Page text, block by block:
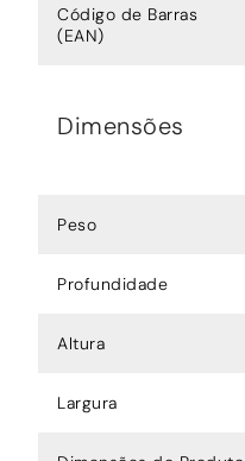
Código de Barras
(EAN)
Dimensões
Peso
Profundidade
Altura
Largura